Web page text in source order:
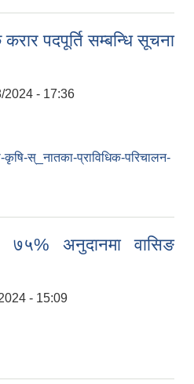
पदपूर्ति सम्बन्धि सूचना
2024 - 17:36
कृषि-स्_नातका-प्राविधिक-परिचालन-
७५% अनुदानमा वासिङ
- 15:09